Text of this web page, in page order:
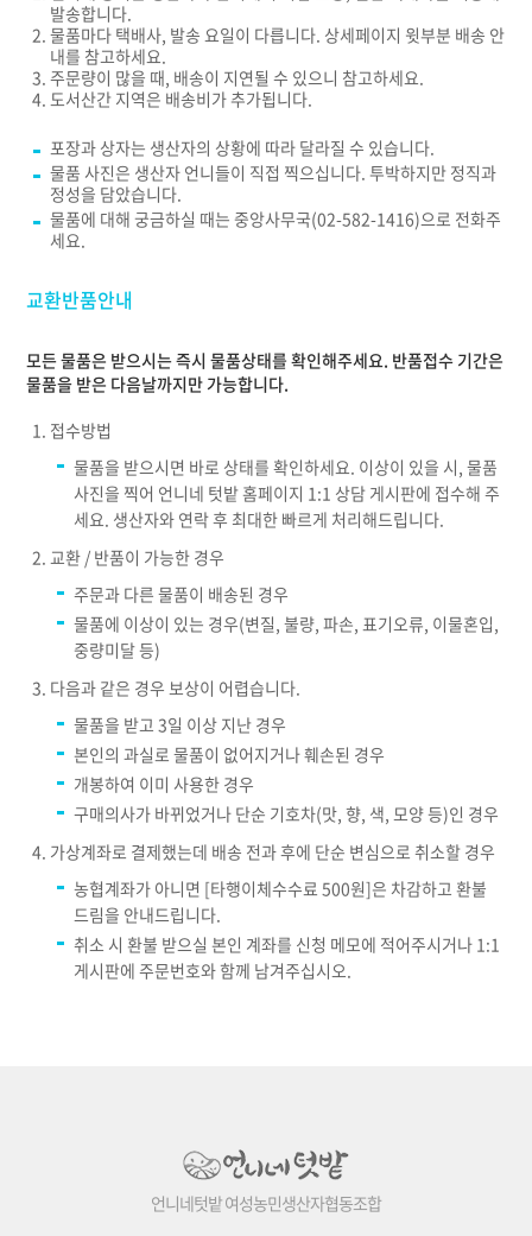
발송합니다.
물품마다 택배사, 발송 요일이 다릅니다. 상세페이지 윗부분 배송 안
내를 참고하세요.
주문량이 많을 때, 배송이 지연될 수 있으니 참고하세요.
도서산간 지역은 배송비가 추가됩니다.
포장과 상자는 생산자의 상황에 따라 달라질 수 있습니다.
물품 사진은 생산자 언니들이 직접 찍으십니다. 투박하지만 정직과
정성을 담았습니다.
물품에 대해 궁금하실 때는 중앙사무국(02-582-1416)으로 전화주
세요.
교환반품안내
모든 물품은 받으시는 즉시 물품상태를 확인해주세요. 반품접수 기간은
물품을 받은 다음날까지만 가능합니다.
접수방법
물품을 받으시면 바로 상태를 확인하세요. 이상이 있을 시, 물품
사진을 찍어 언니네 텃밭 홈페이지 1:1 상담 게시판에 접수해 주
세요. 생산자와 연락 후 최대한 빠르게 처리해드립니다.
교환 / 반품이 가능한 경우
주문과 다른 물품이 배송된 경우
물품에 이상이 있는 경우(변질, 불량, 파손, 표기오류, 이물혼입,
중량미달 등)
다음과 같은 경우 보상이 어렵습니다.
물품을 받고 3일 이상 지난 경우
본인의 과실로 물품이 없어지거나 훼손된 경우
개봉하여 이미 사용한 경우
구매의사가 바뀌었거나 단순 기호차(맛, 향, 색, 모양 등)인 경우
가상계좌로 결제했는데 배송 전과 후에 단순 변심으로 취소할 경우
농협계좌가 아니면 [타행이체수수료 500원]은 차감하고 환불
드림을 안내드립니다.
취소 시 환불 받으실 본인 계좌를 신청 메모에 적어주시거나 1:1
게시판에 주문번호와 함께 남겨주십시오.
언니네텃밭 여성농민생산자협동조합